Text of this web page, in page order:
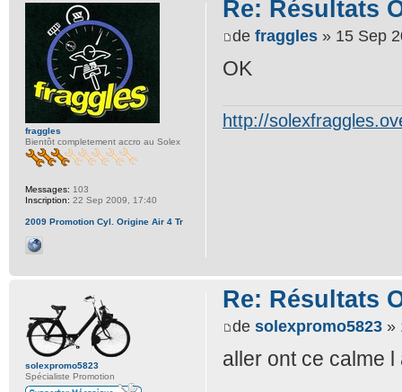
Re: Résultats
de fraggles » 15 Sep
OK
http://
fraggles
Bientôt completement accro au Solex
Messages: 103
Inscription: 22 Sep 2009, 17:40
2009 Promotion Cyl. Origine Air 4 Tr
Re: Résultats
de solexpromo5823 »
aller ont ce calme
solexpromo5823
Spécialiste Promotion